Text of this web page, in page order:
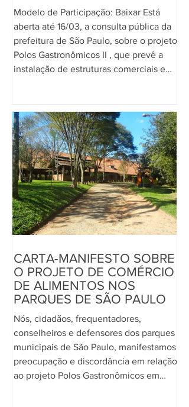
Modelo de Participação: Baixar Está
aberta até 16/03, a consulta pública da
prefeitura de São Paulo, sobre o projeto
Polos Gastronômicos II , que prevê a
instalação de estruturas comerciais e
outras organizações e coletivos
ambientais, alerta que a proposta gera
impactos na preservação ambiental e
no uso público desses espaços. Prazo
final: 16 de março de 2026 Como
participar: Baixe e preencha o arquivo
M
CARTA-MANIFESTO SOBRE
O PROJETO DE COMÉRCIO
DE ALIMENTOS NOS
PARQUES DE SÃO PAULO
Nós, cidadãos, frequentadores,
conselheiros e defensores dos parques
municipais de São Paulo, manifestamos
preocupação e discordância em relação
ao projeto Polos Gastronômicos em